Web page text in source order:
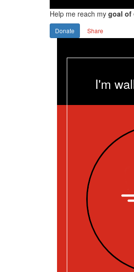
Help me reach my goal of
Donate Share
I'm